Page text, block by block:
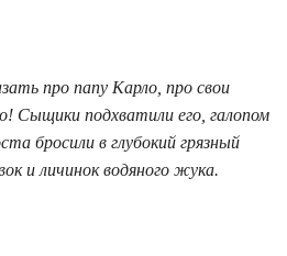
про папу Карло, про свои
Сыщики подхватили его, галопом
бросили в глубокий грязный
и личинок водяного жука.